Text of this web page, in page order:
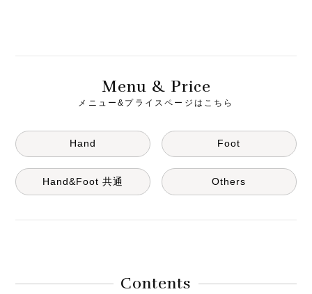
Menu & Price
メニュー&プライスページはこちら
Hand Foot
Hand&Foot 共通 Others
Contents